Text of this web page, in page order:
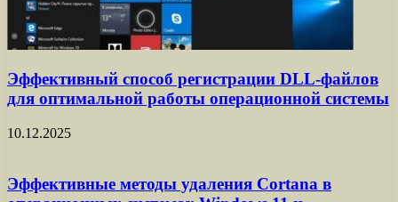
Эффективный способ регистрации DLL-файлов
для оптимальной работы операционной системы
10.12.2025
Эффективные методы удаления Cortana в